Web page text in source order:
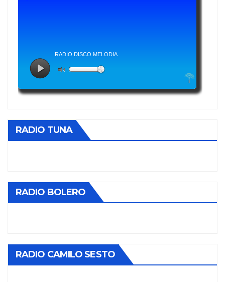
RADIO TUNA
RADIO BOLERO
RADIO CAMILO SESTO